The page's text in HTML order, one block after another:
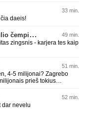
33 min.
daeis!
B. Mendy: „Darau ką noriu su savo pasaulio čempionato titulu“ 49 min.
zingsnis - karjera tes kaip
51 min.
4-5 milijonai? Zagrebo
prieš tokius
tokius klubus šansų
ir pan. tikėtis teigiamo
52 min.
dar nevelu